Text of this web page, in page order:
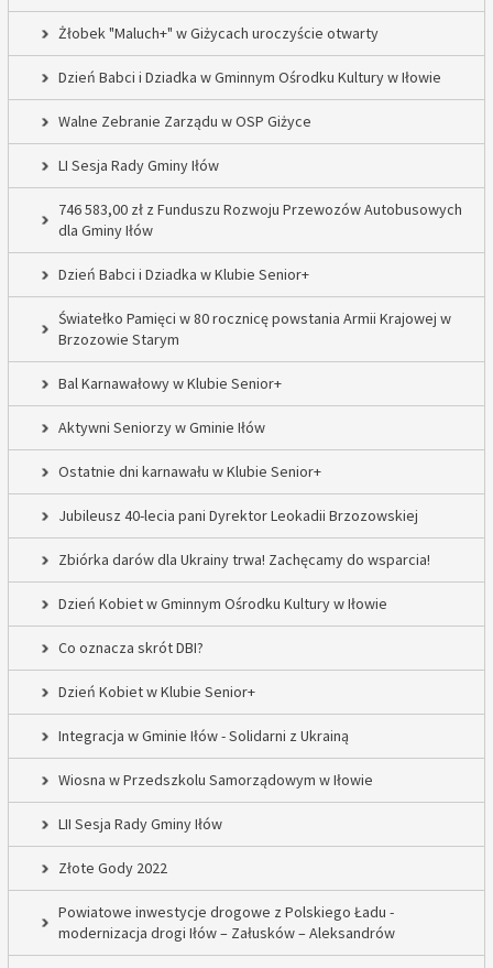
Żłobek "Maluch+" w Giżycach uroczyście otwarty
Dzień Babci i Dziadka w Gminnym Ośrodku Kultury w Iłowie
Walne Zebranie Zarządu w OSP Giżyce
LI Sesja Rady Gminy Iłów
746 583,00 zł z Funduszu Rozwoju Przewozów Autobusowych
dla Gminy Iłów
Dzień Babci i Dziadka w Klubie Senior+
Światełko Pamięci w 80 rocznicę powstania Armii Krajowej w
Brzozowie Starym
Bal Karnawałowy w Klubie Senior+
Aktywni Seniorzy w Gminie Iłów
Ostatnie dni karnawału w Klubie Senior+
Jubileusz 40-lecia pani Dyrektor Leokadii Brzozowskiej
Zbiórka darów dla Ukrainy trwa! Zachęcamy do wsparcia!
Dzień Kobiet w Gminnym Ośrodku Kultury w Iłowie
Co oznacza skrót DBI?
Dzień Kobiet w Klubie Senior+
Integracja w Gminie Iłów - Solidarni z Ukrainą
Wiosna w Przedszkolu Samorządowym w Iłowie
LII Sesja Rady Gminy Iłów
Złote Gody 2022
Powiatowe inwestycje drogowe z Polskiego Ładu -
modernizacja drogi Iłów – Załusków – Aleksandrów